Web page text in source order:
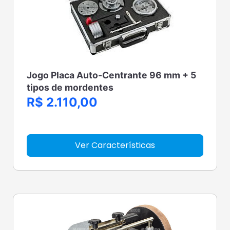
Jogo Placa Auto-Centrante 96 mm + 5
tipos de mordentes
R$ 2.110,00
Ver Características